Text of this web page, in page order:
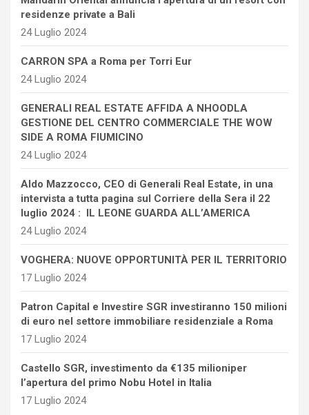
residenze private a Bali
24 Luglio 2024
CARRON SPA a Roma per Torri Eur
24 Luglio 2024
GENERALI REAL ESTATE AFFIDA A NHOODLA
GESTIONE DEL CENTRO COMMERCIALE THE WOW
SIDE A ROMA FIUMICINO
24 Luglio 2024
Aldo Mazzocco, CEO di Generali Real Estate, in una
intervista a tutta pagina sul Corriere della Sera il 22
luglio 2024 : IL LEONE GUARDA ALL’AMERICA
24 Luglio 2024
VOGHERA: NUOVE OPPORTUNITÀ PER IL TERRITORIO
17 Luglio 2024
Patron Capital e Investire SGR investiranno 150 milioni
di euro nel settore immobiliare residenziale a Roma
17 Luglio 2024
Castello SGR, investimento da €135 milioniper
l’apertura del primo Nobu Hotel in Italia
17 Luglio 2024